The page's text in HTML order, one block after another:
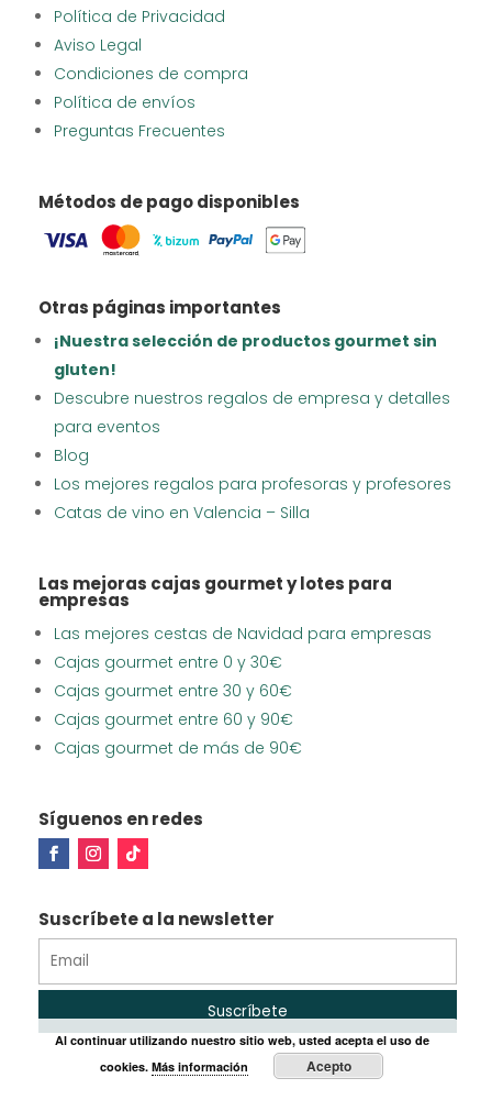
Política de Privacidad
Aviso Legal
Condiciones de compra
Política de envíos
Preguntas Frecuentes
Métodos de pago disponibles
Otras páginas importantes
¡Nuestra selección de productos gourmet sin
gluten!
Descubre nuestros regalos de empresa y detalles
para eventos
Blog
Los mejores regalos para profesoras y profesores
Catas de vino en Valencia – Silla
Las mejoras cajas gourmet y lotes para
empresas
Las mejores cestas de Navidad para empresas
Cajas gourmet entre 0 y 30€
Cajas gourmet entre 30 y 60€
Cajas gourmet entre 60 y 90€
Cajas gourmet de más de 90€
Síguenos en redes
Suscríbete a la newsletter
Al continuar utilizando nuestro sitio web, usted acepta el uso de
cookies.Más información Acepto